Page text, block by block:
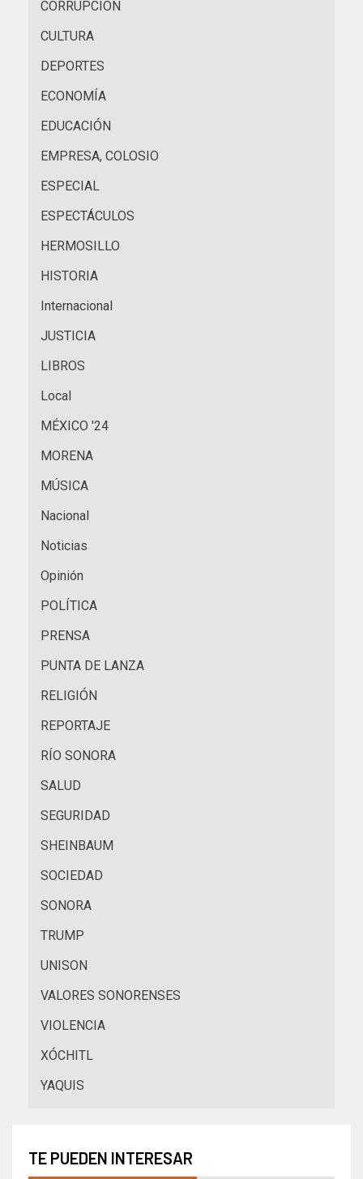
CORRUPCIÓN
CULTURA
DEPORTES
ECONOMÍA
EDUCACIÓN
EMPRESA, COLOSIO
ESPECIAL
ESPECTÁCULOS
HERMOSILLO
HISTORIA
Internacional
JUSTICIA
LIBROS
Local
MÉXICO '24
MORENA
MÚSICA
Nacional
Noticias
Opinión
POLÍTICA
PRENSA
PUNTA DE LANZA
RELIGIÓN
REPORTAJE
RÍO SONORA
SALUD
SEGURIDAD
SHEINBAUM
SOCIEDAD
SONORA
TRUMP
UNISON
VALORES SONORENSES
VIOLENCIA
XÓCHITL
YAQUIS
TE PUEDEN INTERESAR